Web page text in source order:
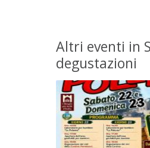
Altri eventi in
degustazioni